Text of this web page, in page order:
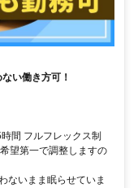
い働き方可！
間 フルフレックス制
望第一で調整しますの
ないまま眠らせていま